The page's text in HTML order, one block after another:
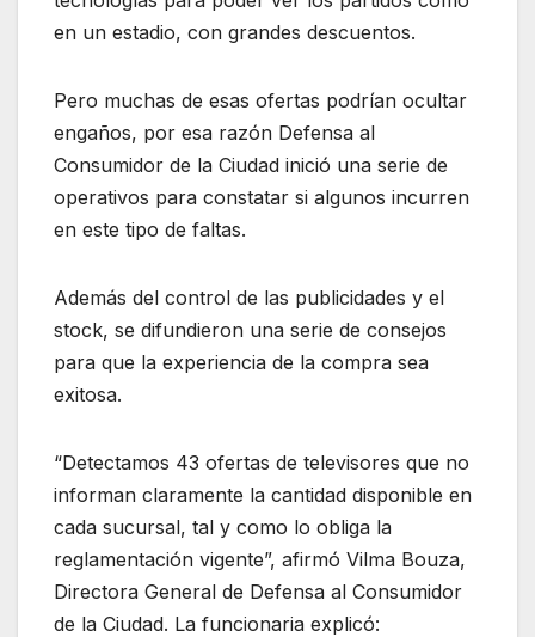
en un estadio, con grandes descuentos.
Pero muchas de esas ofertas podrían ocultar
engaños, por esa razón Defensa al
Consumidor de la Ciudad inició una serie de
operativos para constatar si algunos incurren
en este tipo de faltas.
Además del control de las publicidades y el
stock, se difundieron una serie de consejos
para que la experiencia de la compra sea
exitosa.
“Detectamos 43 ofertas de televisores que no
informan claramente la cantidad disponible en
cada sucursal, tal y como lo obliga la
reglamentación vigente”, afirmó Vilma Bouza,
Directora General de Defensa al Consumidor
de la Ciudad. La funcionaria explicó: